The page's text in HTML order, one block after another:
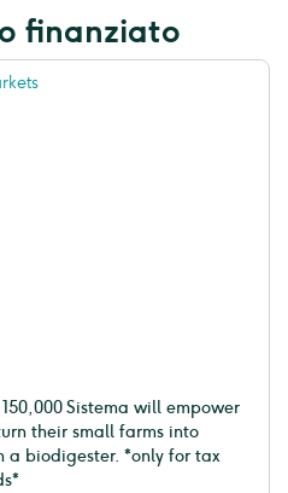
finanziato
Sistema will empower
their small farms into
a biodigester. *only for tax